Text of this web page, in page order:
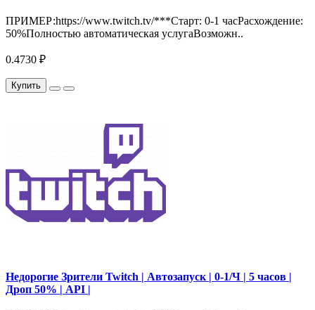
ПРИМЕР:https://www.twitch.tv/***Старт: 0-1 часРасхождение:
50%Полностью автоматическая услугаВозможн..
0.4730 ₽
Купить
Недорогие Зрители Twitch | Автозапуск | 0-1/Ч | 5 часов |
Дроп 50% | API |